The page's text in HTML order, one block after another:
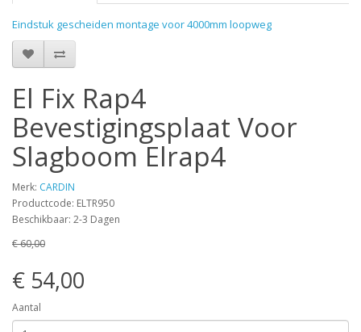
Eindstuk gescheiden montage voor 4000mm loopweg
El Fix Rap4
Bevestigingsplaat Voor
Slagboom Elrap4
Merk: CARDIN
Productcode: ELTR950
Beschikbaar: 2-3 Dagen
€ 60,00
€ 54,00
Aantal